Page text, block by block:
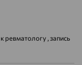
ревматологу , запись